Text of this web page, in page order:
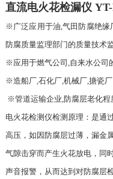
直流电火花检漏仪 YT-
※广泛应用于油,气田防腐绝缘
防腐质量监理部门的质量技术
※应用于燃气公司,自来水公司
※造船厂,石化厂,机械厂,搪瓷
※管道运输企业,防腐层老化
电火花检测仪检测原理：是通
高压，如因防腐层过薄，漏金
气隙击穿而产生火花放电，同
声音报警，从而达到对防腐层